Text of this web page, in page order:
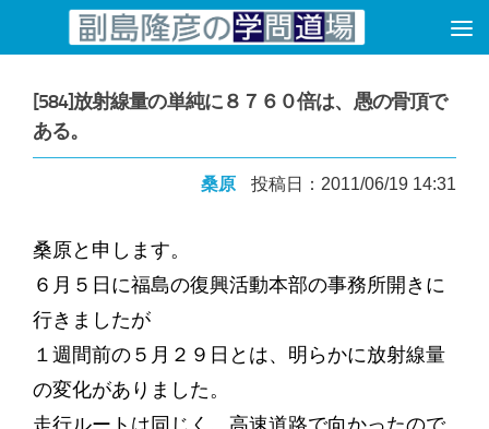
コンテンツへスキップ
[584]放射線量の単純に８７６０倍は、愚の骨頂で
ある。
桑原 投稿日：2011/06/19 14:31
桑原と申します。
６月５日に福島の復興活動本部の事務所開きに
行きましたが
１週間前の５月２９日とは、明らかに放射線量
の変化がありました。